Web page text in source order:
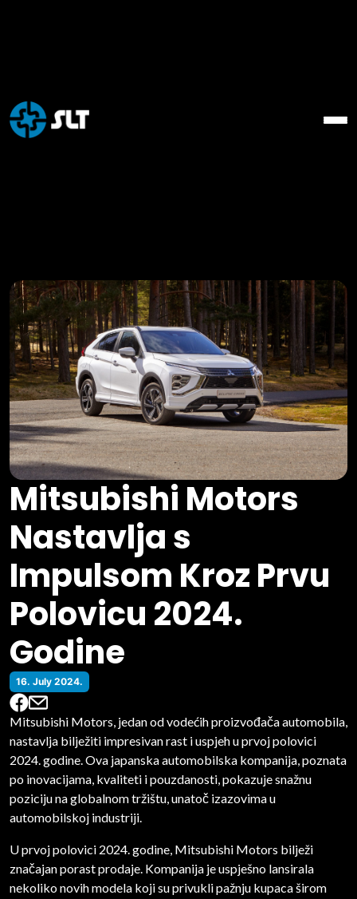
Mitsubishi Motors
Nastavlja s
Impulsom Kroz Prvu
Polovicu 2024.
Godine
16. July 2024.
Mitsubishi Motors, jedan od vodećih proizvođača automobila,
nastavlja bilježiti impresivan rast i uspjeh u prvoj polovici
2024. godine. Ova japanska automobilska kompanija, poznata
po inovacijama, kvaliteti i pouzdanosti, pokazuje snažnu
poziciju na globalnom tržištu, unatoč izazovima u
automobilskoj industriji.
U prvoj polovici 2024. godine, Mitsubishi Motors bilježi
značajan porast prodaje. Kompanija je uspješno lansirala
nekoliko novih modela koji su privukli pažnju kupaca širom